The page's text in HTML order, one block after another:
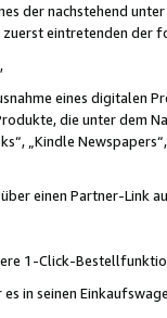
der nachstehend
eintretenden der
eines digitalen
die unter dem
„Kindle
einen Partner-Link
1-Click-
in seinen